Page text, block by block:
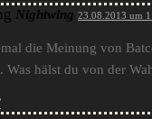
Nightwing 23.08.2013 um
die Meinung von
Was hälst du von der